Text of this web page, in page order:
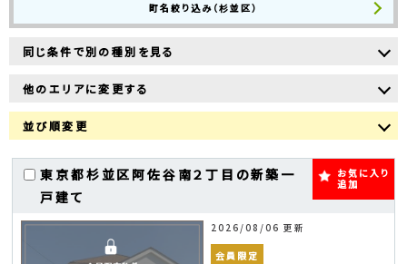
町名絞り込み（杉並区）
同じ条件で別の種別を見る
他のエリアに変更する
並び順変更
東京都杉並区阿佐谷南２丁目の新築一
戸建て
お気に入り
追加
2026/08/06 更新
会員限定